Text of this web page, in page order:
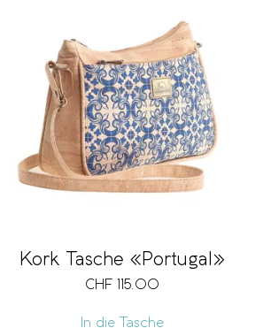
Kork Tasche «Portugal»
CHF 115.00
In die Tasche